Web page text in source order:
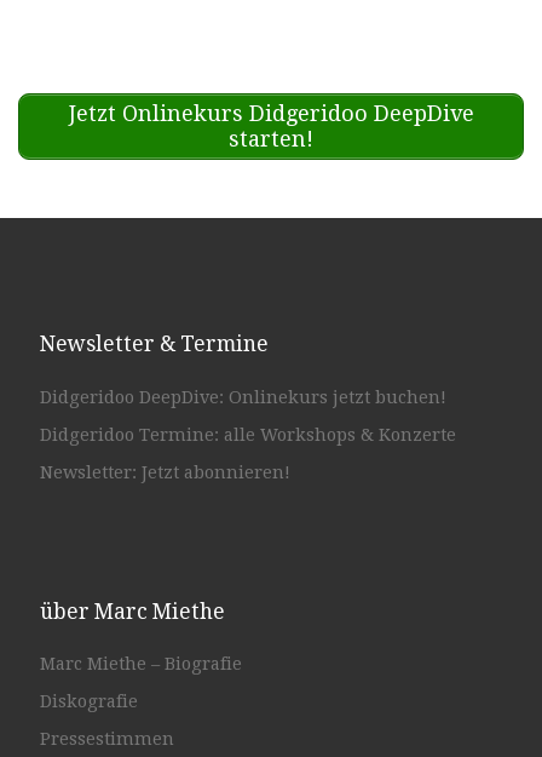
Jetzt Onlinekurs Didgeridoo DeepDive
starten!
Newsletter & Termine
Didgeridoo DeepDive: Onlinekurs jetzt buchen!
Didgeridoo Termine: alle Workshops & Konzerte
Newsletter: Jetzt abonnieren!
über Marc Miethe
Marc Miethe – Biografie
Diskografie
Pressestimmen